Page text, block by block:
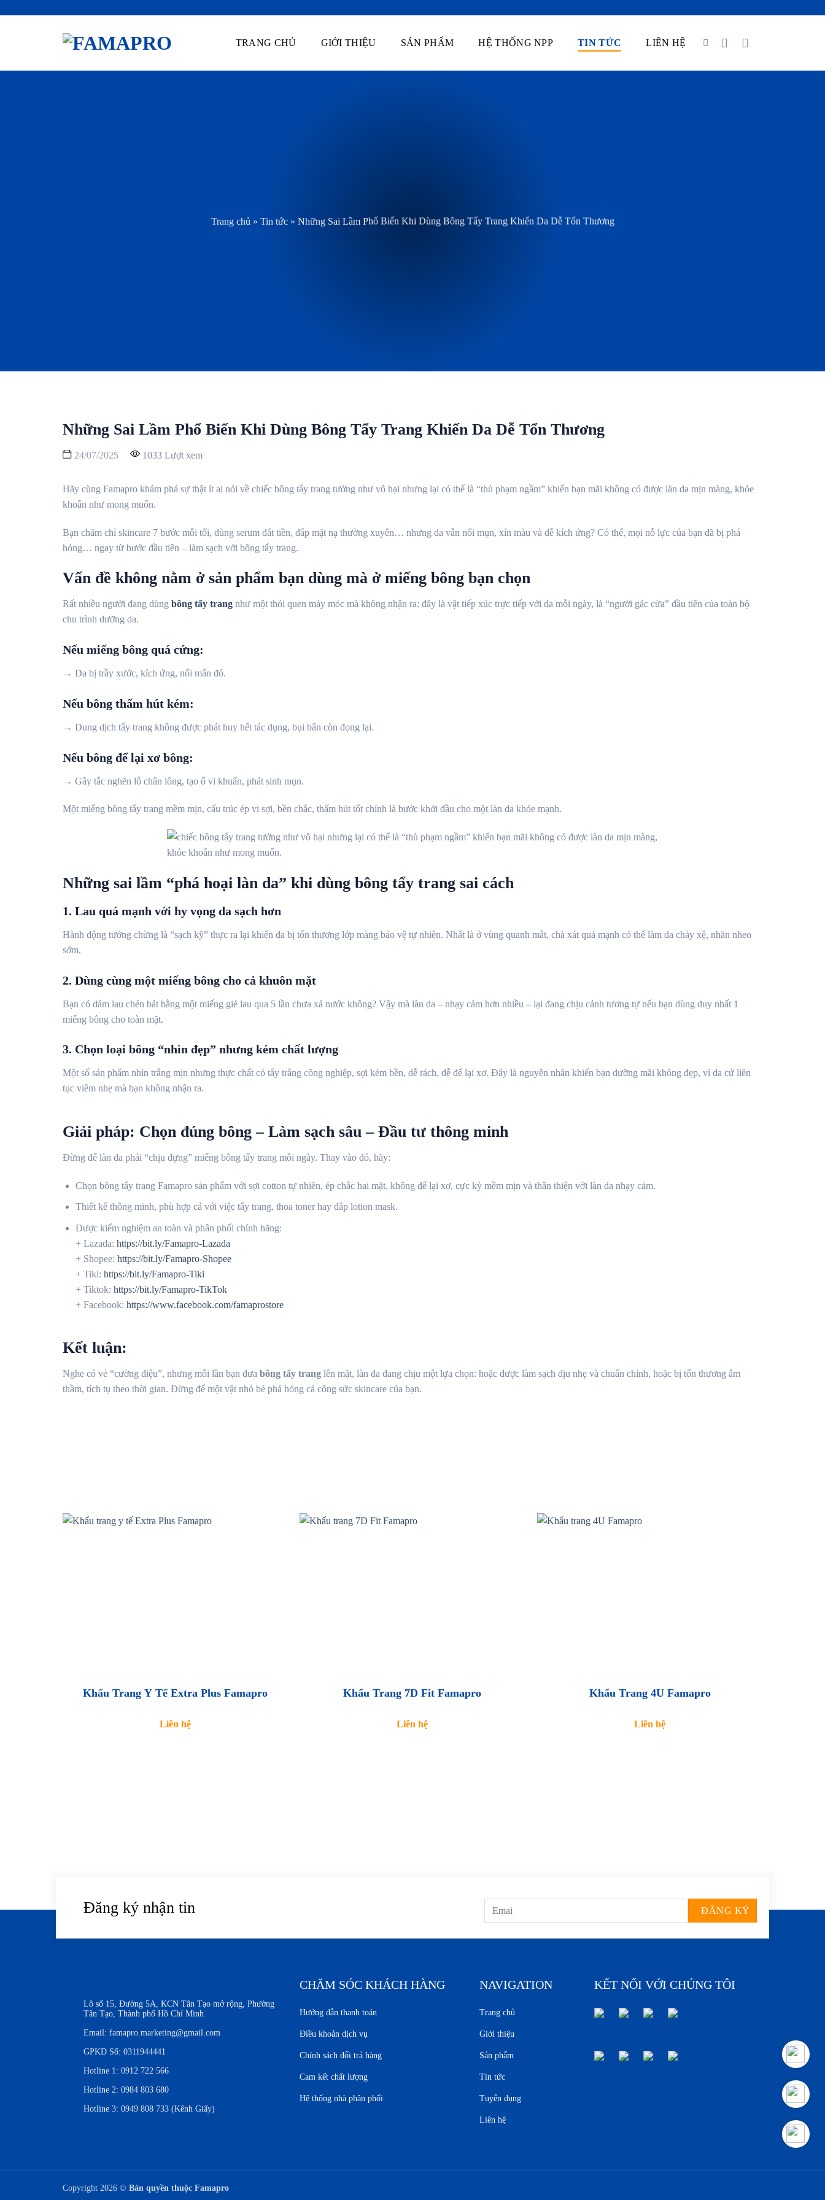
TRANG CHỦ GIỚI THIỆU SẢN PHẨM HỆ THỐNG NPP TIN TỨC LIÊN HỆ
Trang chủ » Tin tức» Những Sai Lầm Phổ Biến Khi Dùng Bông Tẩy Trang Khiến Da Dễ Tổn Thương
Những Sai Lầm Phổ Biến Khi Dùng Bông Tẩy Trang Khiến Da Dễ Tổn Thương
24/07/2025 1033 Lượt xem
Hãy cùng Famapro khám phá sự thật ít ai nói về chiếc bông tẩy trang tưởng như vô hại nhưng lại có thể là “thủ phạm ngầm” khiến bạn mãi không có được làn da mịn màng, khỏe
khoắn như mong muốn.
Bạn chăm chỉ skincare 7 bước mỗi tối, dùng serum đắt tiền, đắp mặt nạ thường xuyên… nhưng da vẫn nổi mụn, xỉn màu và dễ kích ứng? Có thể, mọi nỗ lực của bạn đã bị phá
hỏng… ngay từ bước đầu tiên – làm sạch với bông tẩy trang.
Vấn đề không nằm ở sản phẩm bạn dùng mà ở miếng bông bạn chọn
Rất nhiều người đang dùng bông tẩy trang như một thói quen máy móc mà không nhận ra: đây là vật tiếp xúc trực tiếp với da mỗi ngày, là “người gác cửa” đầu tiên của toàn bộ
chu trình dưỡng da.
Nếu miếng bông quá cứng:
→ Da bị trầy xước, kích ứng, nổi mẩn đỏ.
Nếu bông thấm hút kém:
→ Dung dịch tẩy trang không được phát huy hết tác dụng, bụi bẩn còn đọng lại.
Nếu bông để lại xơ bông:
→ Gây tắc nghẽn lỗ chân lông, tạo ổ vi khuẩn, phát sinh mụn.
Một miếng bông tẩy trang mềm mịn, cấu trúc ép vi sợi, bền chắc, thấm hút tốt chính là bước khởi đầu cho một làn da khỏe mạnh.
Những sai lầm “phá hoại làn da” khi dùng bông tẩy trang sai cách
1. Lau quá mạnh với hy vọng da sạch hơn
Hành động tưởng chừng là “sạch kỹ” thực ra lại khiến da bị tổn thương lớp màng bảo vệ tự nhiên. Nhất là ở vùng quanh mắt, chà xát quá mạnh có thể làm da chảy xệ, nhăn nheo
sớm.
2. Dùng cùng một miếng bông cho cả khuôn mặt
Bạn có dám lau chén bát bằng một miếng giẻ lau qua 5 lần chưa xả nước không? Vậy mà làn da – nhạy cảm hơn nhiều – lại đang chịu cảnh tương tự nếu bạn dùng duy nhất 1
miếng bông cho toàn mặt.
3. Chọn loại bông “nhìn đẹp” nhưng kém chất lượng
Một số sản phẩm nhìn trắng mịn nhưng thực chất có tẩy trắng công nghiệp, sợi kém bền, dễ rách, dễ để lại xơ. Đây là nguyên nhân khiến bạn dưỡng mãi không đẹp, vì da cứ liên
tục viêm nhẹ mà bạn không nhận ra.
Giải pháp: Chọn đúng bông – Làm sạch sâu – Đầu tư thông minh
Đừng để làn da phải “chịu đựng” miếng bông tẩy trang mỗi ngày. Thay vào đó, hãy:
Chọn bông tẩy trang Famapro sản phẩm với sợi cotton tự nhiên, ép chắc hai mặt, không để lại xơ, cực kỳ mềm mịn và thân thiện với làn da nhạy cảm.
Thiết kế thông minh, phù hợp cả với việc tẩy trang, thoa toner hay đắp lotion mask.
Được kiểm nghiệm an toàn và phân phối chính hãng:
+Lazada: https://bit.ly/Famapro-Lazada
+ Shopee: https://bit.ly/Famapro-Shopee
+ Tiki: https://bit.ly/Famapro-Tiki
+ Tiktok: https://bit.ly/Famapro-TikTok
+ Facebook: https://www.facebook.com/famaprostore
Kết luận:
Nghe có vẻ “cường điệu”, nhưng mỗi lần bạn đưa bông tẩy trang lên mặt, làn da đang chịu một lựa chọn: hoặc được làm sạch dịu nhẹ và chuẩn chỉnh, hoặc bị tổn thương âm
thầm, tích tụ theo thời gian. Đừng để một vật nhỏ bé phá hỏng cả công sức skincare của bạn.
Khẩu Trang Y Tế Extra Plus Famapro
Liên hệ
Khẩu Trang 7D Fit Famapro
Liên hệ
Khẩu Trang 4U Famapro
Liên hệ
Đăng ký nhận tin
Lô số 15, Đường 5A, KCN Tân Tạo mở rộng, Phường
Tân Tạo, Thành phố Hồ Chí Minh
Email: famapro.marketing@gmail.com
GPKD Số: 0311944441
Hotline 1: 0912 722 566
Hotline 2: 0984 803 680
Hotline 3: 0949 808 733 (Kênh Giấy)
CHĂM SÓC KHÁCH HÀNG
Hướng dẫn thanh toán
Điều khoản dịch vụ
Chính sách đổi trả hàng
Cam kết chất lượng
Hệ thống nhà phân phối
NAVIGATION
Trang chủ
Giới thiệu
Sản phẩm
Tin tức
Tuyển dụng
Liên hệ
KẾT NỐI VỚI CHÚNG TÔI
Copyright 2026 © Bản quyền thuộc Famapro